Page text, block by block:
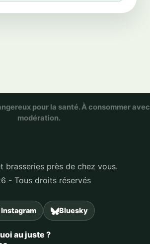
pour la santé. À consommer avec
modération.
brasseries près de chez vous.
- Tous droits réservés
Instagram Bluesky
au juste ?